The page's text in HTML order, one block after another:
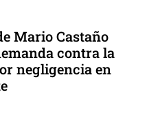
Mario Castaño
contra la
negligencia en